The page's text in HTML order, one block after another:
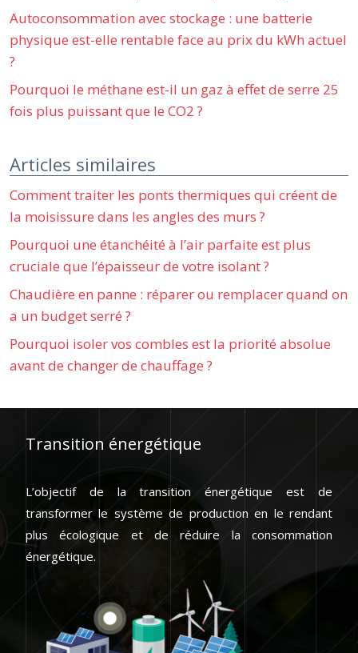
Autoconsommation avec stockage : une batterie
physique est-elle rentable face au prix du kWh actuel
?
Pourquoi le méthane est-il un gaz à effet de serre 25
fois plus puissant que le CO2 ?
Articles similaires
Comment traiter les ponts thermiques qui créent de
la moisissure dans les angles des murs ?
Pourquoi une étanchéité à l’air parfaite est plus
cruciale que l’épaisseur de votre isolant ?
Chaudière en panne : réparer ou remplacer quand on
a un budget serré ?
Pourquoi isoler vos combles est la priorité absolue
avant de changer de chauffage ?
Transition énergétique
L’objectif de la transition énergétique est de
transformer le système de production en le rendant
plus écologique et de réduire la consommation
énergétique.